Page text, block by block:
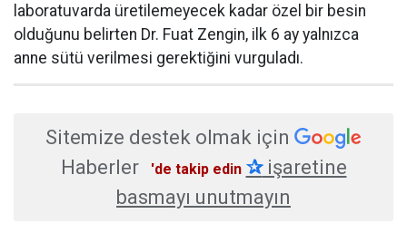
laboratuvarda üretilemeyecek kadar özel bir besin
olduğunu belirten Dr. Fuat Zengin, ilk 6 ay yalnızca
anne sütü verilmesi gerektiğini vurguladı.
Sitemize destek olmak için
Haberler
'de takip edin ✰işaretine
basmayı unutmayın